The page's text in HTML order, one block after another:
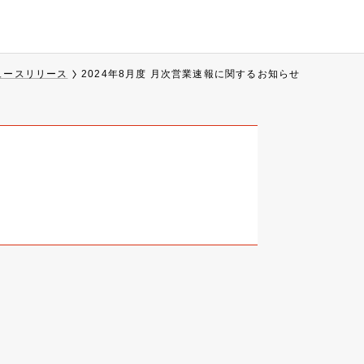
ースリリース 2024年8月度 月次営業速報に関するお知らせ